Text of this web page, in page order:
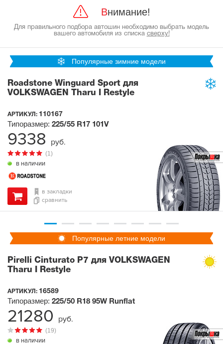
Внимание!
Для правильного подбора автошин необходимо выбрать модель
вашего автомобиля из списка сверху!
Популярные зимние модели
Roadstone Winguard Sport для
VOLKSWAGEN Tharu I Restyle
АРТИКУЛ: 110167
в наличии
(1)
Типоразмер: 225/55 R17 101V
в закладки
сравнить
9338 руб.
Популярные летние модели
Pirelli Cinturato P7 для VOLKSWAGEN
Tharu I Restyle
АРТИКУЛ: 16589
в наличии
(19)
Типоразмер: 225/50 R18 95W Runflat
21280 руб.